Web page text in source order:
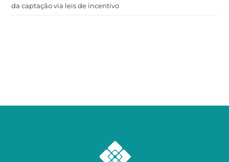
da captação via leis de incentivo